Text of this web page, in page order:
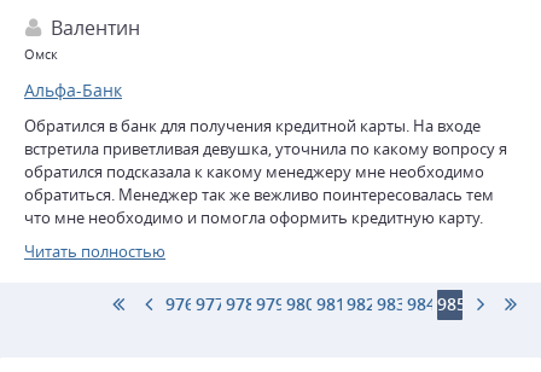
ощущение подготовки к закату
деятельности................................................
Валентин
Омск
Альфа-Банк
Обратился в банк для получения кредитной карты. На входе
встретила приветливая девушка, уточнила по какому вопросу я
обратился подсказала к какому менеджеру мне необходимо
обратиться. Менеджер так же вежливо поинтересовалась тем
что мне необходимо и помогла оформить кредитную карту.
Большое спасибо специалистам!
Читать полностью
976 977 978 979 980 981 982 983 984 985